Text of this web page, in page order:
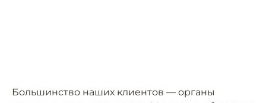
Большинство наших клиентов — органы